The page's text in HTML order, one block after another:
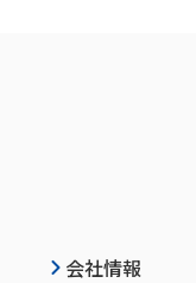
会社情報